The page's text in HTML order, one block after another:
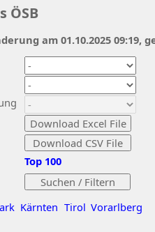
ÖSB
Kärnten Tirol Vorarlberg
Top 100
am 01.10.2025 09:19,